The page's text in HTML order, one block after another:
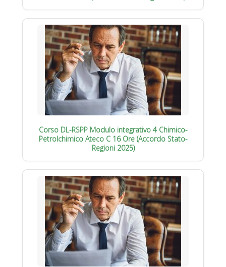
Corso DL-RSPP Modulo integrativo 4 Chimico-
Petrolchimico Ateco C 16 Ore (Accordo Stato-
Regioni 2025)